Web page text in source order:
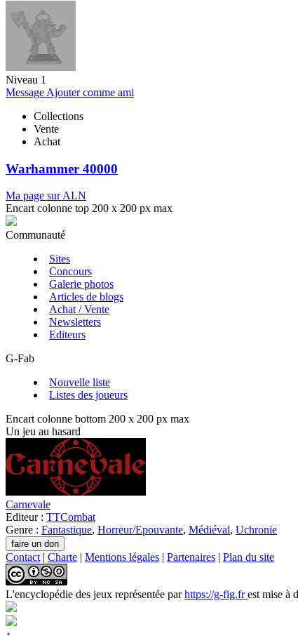
Niveau 1
Message Ajouter comme ami
Collections
Vente
Achat
Warhammer 40000
Ma page sur ALN
Encart colonne top 200 x 200 px max
Communauté
Sites
Concours
Galerie photos
Articles de blogs
Achat / Vente
Newsletters
Editeurs
G-Fab
Nouvelle liste
Listes des joueurs
Encart colonne bottom 200 x 200 px max
Un jeu au hasard
Carnevale
Editeur : TTCombat
Genre : Fantastique, Horreur/Epouvante, Médiéval, Uchronie
Contact | Charte | Mentions légales | Partenaires | Plan du site
L'encyclopédie des jeux représentée parhttps://g-fig.frest mise à